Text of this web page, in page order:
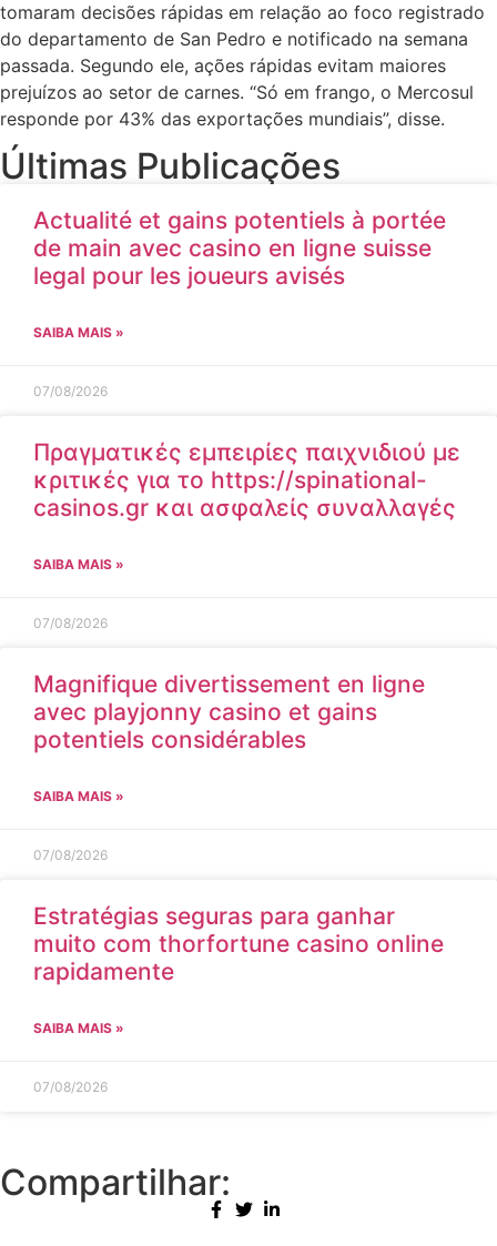
tomaram decisões rápidas em relação ao foco registrado
do departamento de San Pedro e notificado na semana
passada. Segundo ele, ações rápidas evitam maiores
prejuízos ao setor de carnes. “Só em frango, o Mercosul
responde por 43% das exportações mundiais”, disse.
Últimas Publicações
Actualité et gains potentiels à portée
de main avec casino en ligne suisse
legal pour les joueurs avisés
SAIBA MAIS »
07/08/2026
Πραγματικές εμπειρίες παιχνιδιού με
κριτικές για το https://spinational-
casinos.gr και ασφαλείς συναλλαγές
SAIBA MAIS »
07/08/2026
Magnifique divertissement en ligne
avec playjonny casino et gains
potentiels considérables
SAIBA MAIS »
07/08/2026
Estratégias seguras para ganhar
muito com thorfortune casino online
rapidamente
SAIBA MAIS »
07/08/2026
Compartilhar: